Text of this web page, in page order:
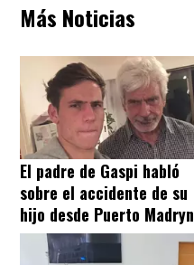
Más Noticias
El padre de Gaspi habló
sobre el accidente de su
hijo desde Puerto Madryn